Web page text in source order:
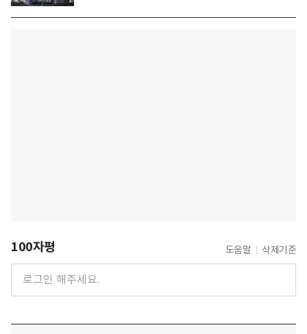
100자평 도움말 삭제기준